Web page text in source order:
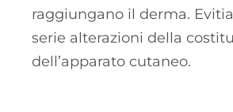
raggiungano il derma.
serie alterazioni della
dell’apparato cutaneo.